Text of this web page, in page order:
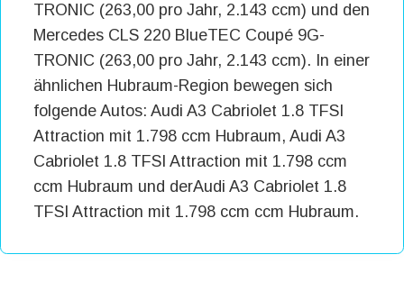
TRONIC (263,00 pro Jahr, 2.143 ccm) und den
Mercedes CLS 220 BlueTEC Coupé 9G-
TRONIC (263,00 pro Jahr, 2.143 ccm). In einer
ähnlichen Hubraum-Region bewegen sich
folgende Autos: Audi A3 Cabriolet 1.8 TFSI
Attraction mit 1.798 ccm Hubraum, Audi A3
Cabriolet 1.8 TFSI Attraction mit 1.798 ccm
ccm Hubraum und derAudi A3 Cabriolet 1.8
TFSI Attraction mit 1.798 ccm ccm Hubraum.